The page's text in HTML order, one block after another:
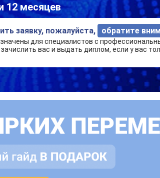
12 месяцев
заявку, пожалуйста, обратите
для специалистов с
вас и выдать диплом, если у вас